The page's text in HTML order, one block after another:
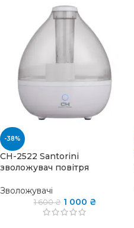
-38%
CH-2522 Santorini
зволожувач повітря
Зволожувачі
1 600₴ 1 000 ₴